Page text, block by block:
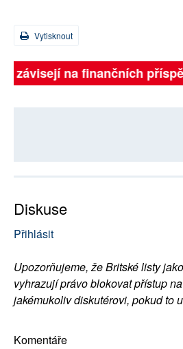
Vytisknout
závisejí na finančních
Diskuse
Přihlásit
Upozorňujeme, že Britské listy
vyhrazují právo blokovat přístup
jakémukoliv diskutérovi, pokud to
Komentáře